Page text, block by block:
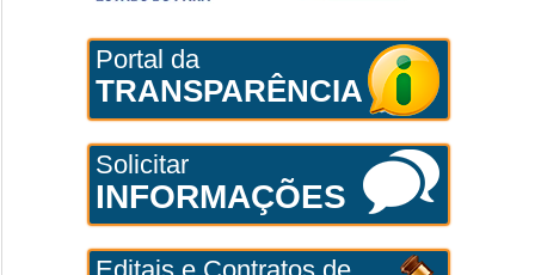
Portal da
TRANSPARÊNCIA
Solicitar
INFORMAÇÕES